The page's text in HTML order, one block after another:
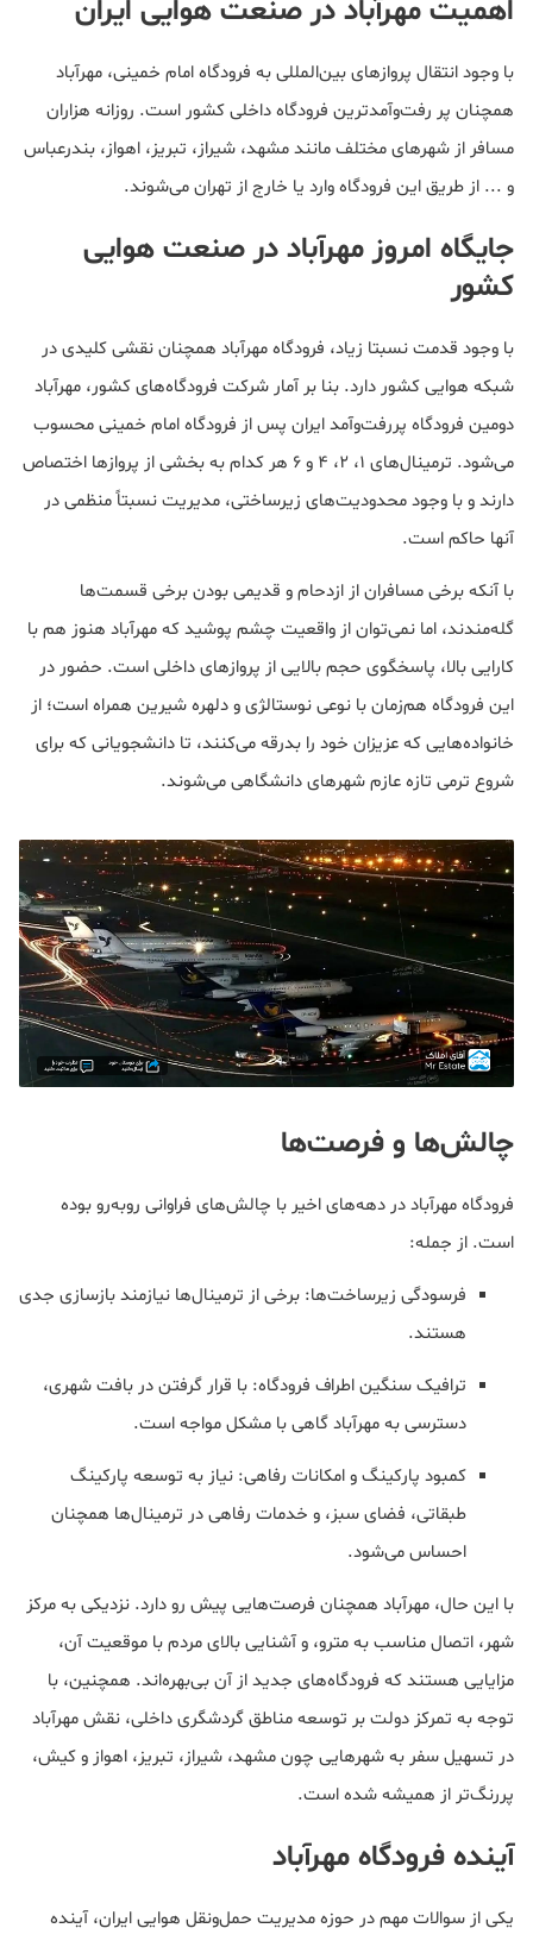
اهمیت مهرآباد در صنعت هوایی ایران
با وجود انتقال پروازهای بین‌المللی به فرودگاه امام خمینی، مهرآباد
همچنان پر رفت‌وآمدترین فرودگاه داخلی کشور است. روزانه هزاران
مسافر از شهرهای مختلف مانند مشهد، شیراز، تبریز، اهواز، بندرعباس
و ... از طریق این فرودگاه وارد یا خارج از تهران می‌شوند.
جایگاه امروز مهرآباد در صنعت هوایی
کشور
با وجود قدمت نسبتا زیاد، فرودگاه مهرآباد همچنان نقشی کلیدی در
شبکه هوایی کشور دارد. بنا بر آمار شرکت فرودگاه‌های کشور، مهرآباد
دومین فرودگاه پررفت‌وآمد ایران پس از فرودگاه امام خمینی محسوب
می‌شود. ترمینال‌های ۱، ۲، ۴ و ۶ هر کدام به بخشی از پروازها اختصاص
دارند و با وجود محدودیت‌های زیرساختی، مدیریت نسبتاً منظمی در
آنها حاکم است.
با آنکه برخی مسافران از ازدحام و قدیمی بودن برخی قسمت‌ها
گله‌مندند، اما نمی‌توان از واقعیت چشم پوشید که مهرآباد هنوز هم با
کارایی بالا، پاسخگوی حجم بالایی از پروازهای داخلی است. حضور در
این فرودگاه هم‌زمان با نوعی نوستالژی و دلهره شیرین همراه است؛ از
خانواده‌هایی که عزیزان خود را بدرقه می‌کنند، تا دانشجویانی که برای
شروع ترمی تازه عازم شهرهای دانشگاهی می‌شوند.
چالش‌ها و فرصت‌ها
فرودگاه مهرآباد در دهه‌های اخیر با چالش‌های فراوانی روبه‌رو بوده
است. از جمله:
فرسودگی زیرساخت‌ها: برخی از ترمینال‌ها نیازمند بازسازی جدی
هستند.
ترافیک سنگین اطراف فرودگاه: با قرار گرفتن در بافت شهری،
دسترسی به مهرآباد گاهی با مشکل مواجه است.
کمبود پارکینگ و امکانات رفاهی: نیاز به توسعه پارکینگ
طبقاتی، فضای سبز، و خدمات رفاهی در ترمینال‌ها همچنان
احساس می‌شود.
با این حال، مهرآباد همچنان فرصت‌هایی پیش رو دارد. نزدیکی به مرکز
شهر، اتصال مناسب به مترو، و آشنایی بالای مردم با موقعیت آن،
مزایایی هستند که فرودگاه‌های جدید از آن بی‌بهره‌اند. همچنین، با
توجه به تمرکز دولت بر توسعه مناطق گردشگری داخلی، نقش مهرآباد
در تسهیل سفر به شهرهایی چون مشهد، شیراز، تبریز، اهواز و کیش،
پررنگ‌تر از همیشه شده است.
آینده فرودگاه مهرآباد
یکی از سوالات مهم در حوزه مدیریت حمل‌ونقل هوایی ایران، آینده